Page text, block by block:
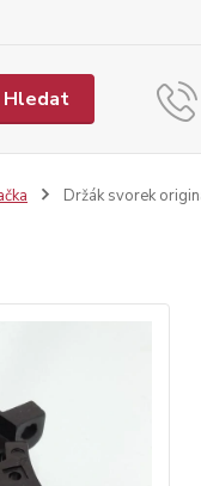
Hledat
Držák svorek